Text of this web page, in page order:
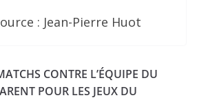
: Jean-Pierre Huot
CONTRE L’ÉQUIPE DU
POUR LES JEUX DU